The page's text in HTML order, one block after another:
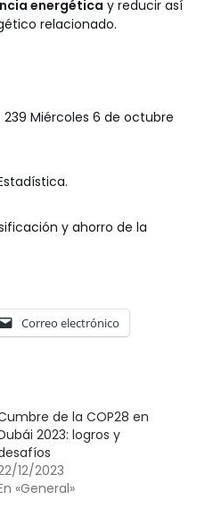
energética y reducir así
relacionado.
Miércoles 6 de octubre
y ahorro de la
Correo electrónico
de la COP28 en
2023: logros y
12/2023
«General»